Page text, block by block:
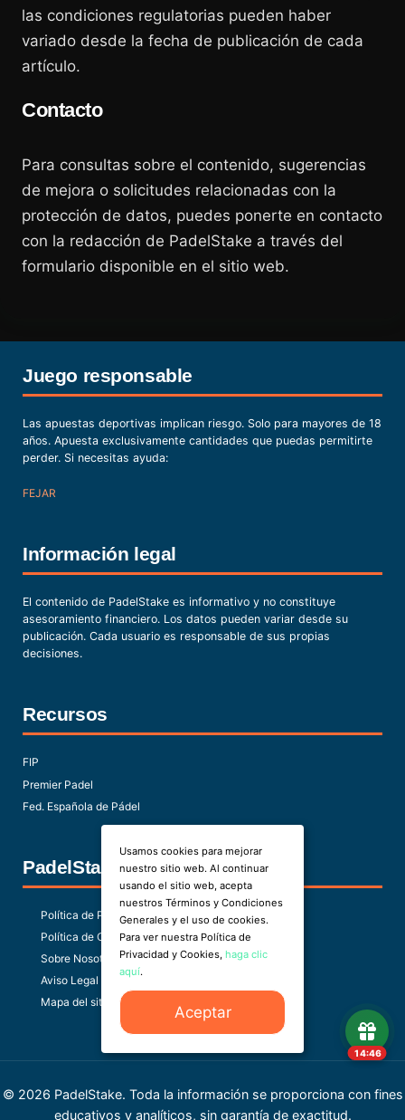
las condiciones regulatorias pueden haber
variado desde la fecha de publicación de cada
artículo.
Contacto
Para consultas sobre el contenido, sugerencias
de mejora o solicitudes relacionadas con la
protección de datos, puedes ponerte en contacto
con la redacción de PadelStake a través del
formulario disponible en el sitio web.
Juego responsable
Las apuestas deportivas implican riesgo. Solo para mayores de 18
años. Apuesta exclusivamente cantidades que puedas permitirte
perder. Si necesitas ayuda:
FEJAR
Información legal
El contenido de PadelStake es informativo y no constituye
asesoramiento financiero. Los datos pueden variar desde su
publicación. Cada usuario es responsable de sus propias
decisiones.
Recursos
FIP
Premier Padel
Fed. Española de Pádel
PadelStake
Política de Privacidad
Política de Cookies
Sobre Nosotros
Aviso Legal
Mapa del sitio
© 2026 PadelStake. Toda la información se proporciona con fines
educativos y analíticos, sin garantía de exactitud.
Usamos cookies para mejorar
nuestro sitio web. Al continuar
usando el sitio web, acepta
nuestros Términos y Condiciones
Generales y el uso de cookies.
Para ver nuestra Política de
Privacidad y Cookies, haga clic
aquí.
Aceptar
14:46